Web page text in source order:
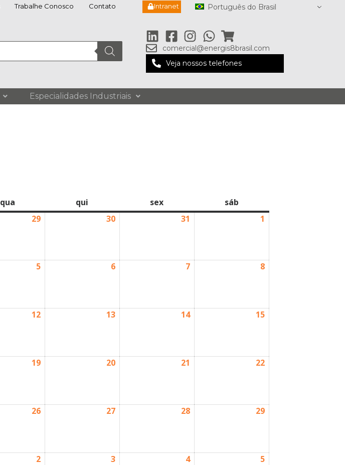
Trabalhe Conosco Contato Intranet Português do Brasil
comercial@energis8brasil.com
Veja nossos telefones
Especialidades Industriais
qua qui sex
sáb
29 30 31 1
5 6 7 8
12 13 14 15
19 20 21 22
26 27 28 29
2 3 4 5